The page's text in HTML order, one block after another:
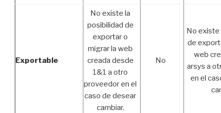
Exportable
No existe la
posibilidad de
exportar o
migrar la web
creada desde
1&1 a otro
proveedor en el
caso de desear
cambiar.
No
No existe
de
web
arsys a
en el